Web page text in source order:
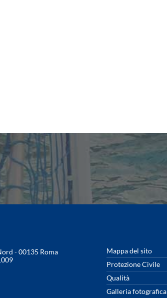
- 00135 Roma
Mappa del sito
Protezione Civile
Qualità
Galleria fotografica